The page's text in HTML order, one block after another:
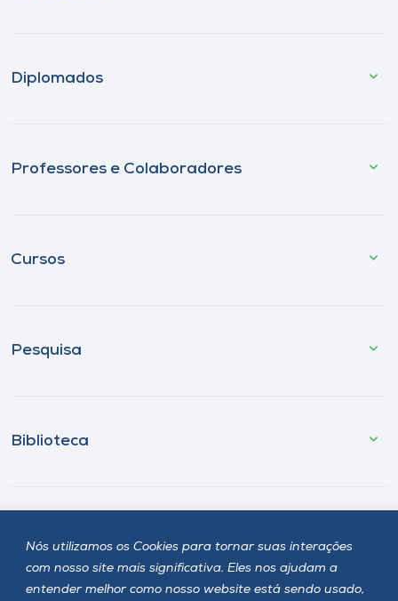
Nós utilizamos os Cookies para tornar suas interações
com nosso site mais significativa. Eles nos ajudam a
entender melhor como nosso website está sendo usado,
Diplomados
Professores e Colaboradores
Cursos
Pesquisa
Biblioteca